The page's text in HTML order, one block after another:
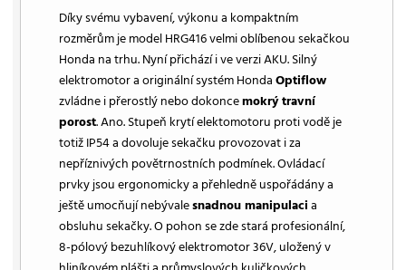
Díky svému vybavení, výkonu a kompaktním
rozměrům je model HRG416 velmi oblíbenou sekačkou
Honda na trhu. Nyní přichází i ve verzi AKU. Silný
elektromotor a originální systém HondaOptiflow
zvládne i přerostlý nebo dokoncemokrý travní
porost. Ano. Stupeň krytí elektomotoru proti vodě je
totiž IP54 a dovoluje sekačku provozovat i za
nepříznivých povětrnostních podmínek. Ovládací
prvky jsou ergonomicky a přehledně uspořádány a
ještě umocňují nebývalesnadnou manipulacia
obsluhu sekačky. O pohon se zde stará profesionální,
8-pólový bezuhlíkový elektromotor 36V, uložený v